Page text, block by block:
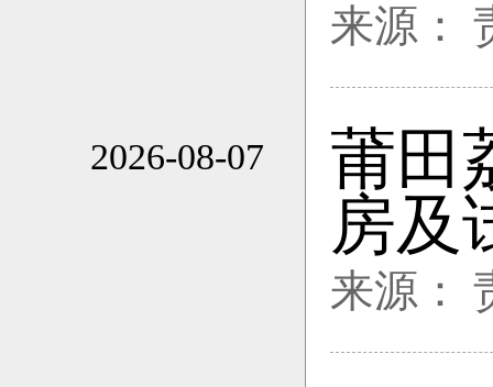
来源：
2026-08-07
莆田
房及
来源：